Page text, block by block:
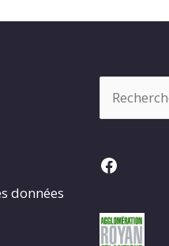
données
Facebook